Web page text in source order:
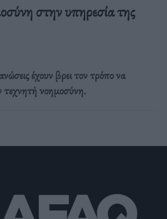
στην υπηρεσία της
έχουν βρει τον τρόπο να
τεχνητή νοημοσύνη.